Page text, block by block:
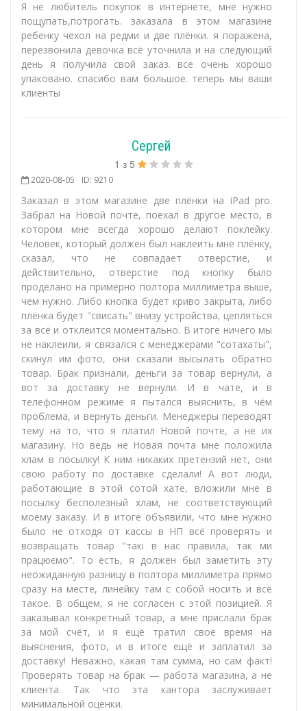
Я не любитель покупок в интернете, мне нужно
пощупать,потрогать. заказала в этом магазине
ребенку чехол на редми и две плёнки. я поражена,
перезвонила девочка всё уточнила и на следующий
день я получила свой заказ. все очень хорошо
упаковано. спасибо вам большое. теперь мы ваши
клиенты
Сергей
1 з 5
2020-08-05 ID: 9210
Заказал в этом магазине две плёнки на iPad pro.
Забрал на Новой почте, поехал в другое место, в
котором мне всегда хорошо делают поклейку.
Человек, который должен был наклеить мне плёнку,
сказал, что не совпадает отверстие, и
действительно, отверстие под кнопку было
проделано на примерно полтора миллиметра выше,
чем нужно. Либо кнопка будет криво закрыта, либо
плёнка будет "свисать" внизу устройства, цепляться
за всё и отклеится моментально. В итоге ничего мы
не наклеили, я связался с менеджерами "сотахаты",
скинул им фото, они сказали высылать обратно
товар. Брак признали, деньги за товар вернули, а
вот за доставку не вернули. И в чате, и в
телефонном режиме я пытался выяснить, в чём
проблема, и вернуть деньги. Менеджеры переводят
тему на то, что я платил Новой почте, а не их
магазину. Но ведь не Новая почта мне положила
хлам в посылку! К ним никаких претензий нет, они
свою работу по доставке сделали! А вот люди,
работающие в этой сотой хате, вложили мне в
посылку бесполезный хлам, не соответствующий
моему заказу. И в итоге объявили, что мне нужно
было не отходя от кассы в НП всё проверять и
возвращать товар "такі в нас правила, так ми
працюємо". То есть, я должен был заметить эту
неожиданную разницу в полтора миллиметра прямо
сразу на месте, линейку там с собой носить и всё
такое. В общем, я не согласен с этой позицией. Я
заказывал конкретный товар, а мне прислали брак
за мой счёт, и я ещё тратил своё время на
выяснения, фото, и в итоге ещё и заплатил за
доставку! Неважно, какая там сумма, но сам факт!
Проверять товар на брак — работа магазина, а не
клиента. Так что эта кантора заслуживает
минимальной оценки.